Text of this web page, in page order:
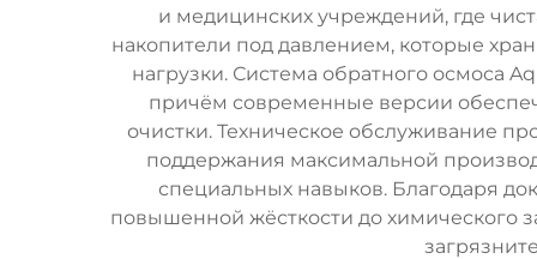
и медицинских учреждений, где
накопители под давлением, которые
нагрузки. Система обратного осмоса
причём современные версии
очистки. Техническое обслуживание
поддержания максимальной
специальных навыков. Благодаря
повышенной жёсткости до химического